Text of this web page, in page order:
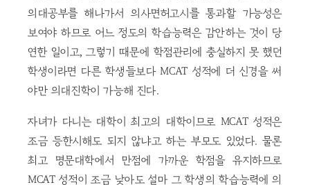
의대공부를 해나가서 의사면허고시를 통과할 가능성은
보여야 하므로 어느 정도의 학습능력은 감안하는 것이 당
연한 일이고, 그렇기 때문에 학점관리에 충실하지 못 했던
학생이라면 다른 학생들보다 MCAT 성적에 더 신경을 써
야만 의대진학이 가능해 진다.
자녀가 다니는 대학이 최고의 대학이므로 MCAT 성적은
조금 등한시해도 되지 않냐고 하는 부모도 있었다. 물론
최고 명문대학에서 만점에 가까운 학점을 유지하므로
MCAT 성적이 조금 낮아도 설마 그 학생의 학습능력에 의